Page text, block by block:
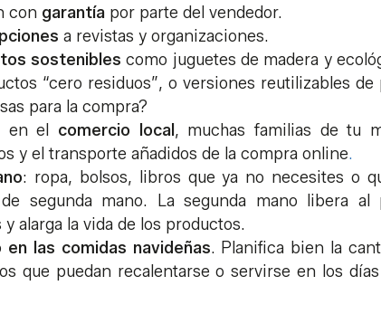
con garantía por parte del vendedor.
a revistas y organizaciones.
sostenibles como juguetes de madera y
“cero residuos”, o versiones reutilizables
para la compra?
en el comercio local , muchas familias de tu
y el transporte añadidos de la compra online.
: ropa, bolsos, libros que ya no necesites o
segunda mano. La segunda mano libera
alarga la vida de los productos.
las comidas navideñas. Planifica bien la
que puedan recalentarse o servirse en los